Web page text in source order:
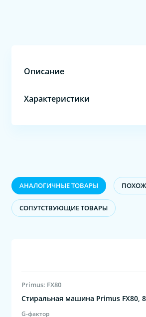
Описание
Характеристики
АНАЛОГИЧНЫЕ ТОВАРЫ
CОПУТСТВУЮЩИЕ ТОВАРЫ
Primus: FX80
Стиральная машина Primus FX80,
G-фактор